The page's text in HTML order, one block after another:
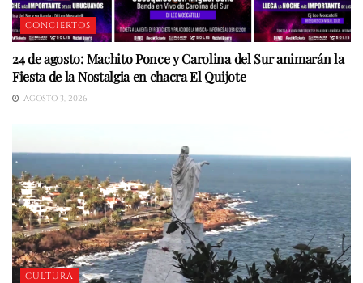
CONCIERTOS
24 de agosto: Machito Ponce y Carolina del Sur animarán la
Fiesta de la Nostalgia en chacra El Quijote
AGOSTO 3, 2026
CULTURA